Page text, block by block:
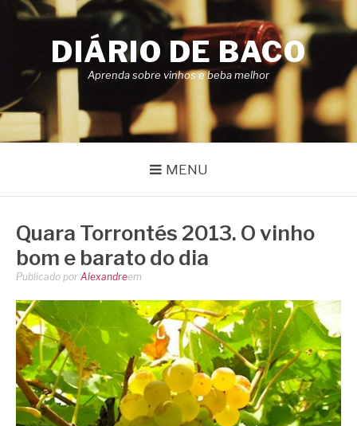
Pular
DIÁRIO DE BACO
Aprenda sobre vinhos e beba melhor
MENU
Quara Torrontés 2013. O vinho
bom e barato do dia
Publicado por Alexandreem